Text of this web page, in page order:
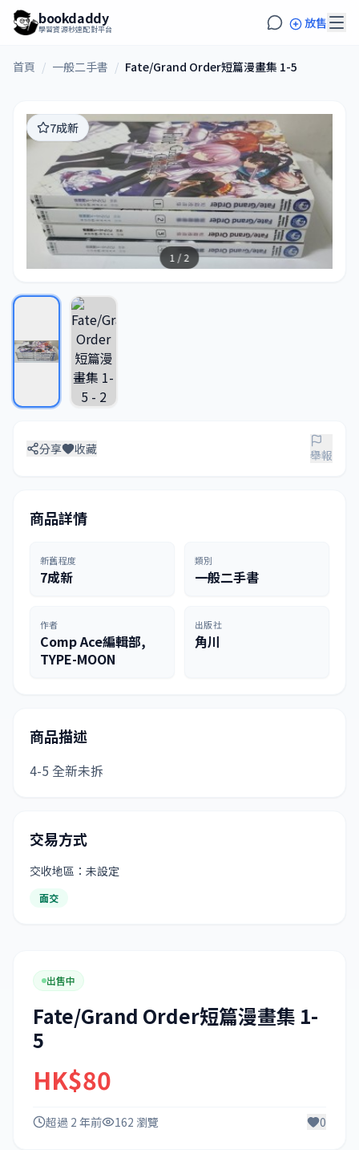
bookdaddy
學習資源秒速配對平台 放售
首頁 / 一般二手書 / Fate/Grand Order短篇漫畫集 1-5
1 / 2
7成新
分享 收藏 舉報
商品詳情
新舊程度
7成新
類別
一般二手書
作者
Comp Ace編輯部,
TYPE-MOON
出版社
角川
商品描述
4-5 全新未拆
交易方式
交收地區：未設定
面交
出售中
Fate/Grand Order短篇漫畫集 1-
5
HK$80
超過 2 年前 162 瀏覽 0